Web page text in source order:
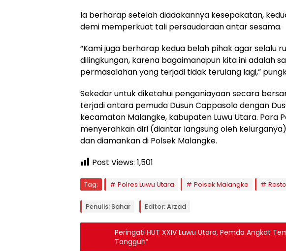
Ia berharap setelah diadakannya kesepakatan,
demi memperkuat tali persaudaraan antar sesama.
“Kami juga berharap kedua belah pihak agar selalu
dilingkungan, karena bagaimanapun kita ini adalah
permasalahan yang terjadi tidak terulang lagi,”
Sekedar untuk diketahui penganiayaan secara
terjadi antara pemuda Dusun Cappasolo dengan
kecamatan Malangke, kabupaten Luwu Utara. Para
menyerahkan diri (diantar langsung oleh
dan diamankan di Polsek Malangke.
Post Views: 1,501
Tag: Polres Luwu Utara Polsek Malangke
Penulis: Sahar Editor: Arzad
Peringati HUT XXIV Luwu Utara, Pemda Angkat
Tangguh”